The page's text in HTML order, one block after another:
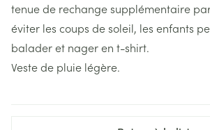
tenue de rechange supplémentaire
éviter les coups de soleil, les enfants
balader et nager en t-shirt.
Veste de pluie légère.